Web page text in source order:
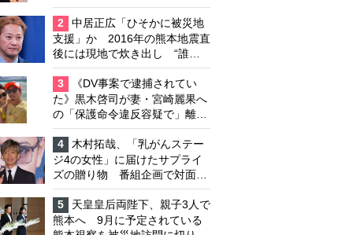
逮捕で始まる「夫婦の闘争」
2
中居正広「ひそかに被災地
支援」か 2016年の熊本地震直
後には現地で炊き出し “誰に
も知られなくて良い”と、むし
ろ強まる福祉活動への思い
3
《DV事案で逮捕されてい
た》黒木啓司が妻・宮崎麗果へ
の「保護命令違反容疑で」離婚
協議は「第二ステージ」へ
4
木村拓哉、「乳がんステー
ジ4の女性」に届けたサプライ
ズの贈り物 番組企画で対面し
たファンが、夢と希望を与える
心遣いに「うれしくて号泣しま
した」
5
天皇皇后両陛下、親子3人で
熊本へ 9月に予定されている